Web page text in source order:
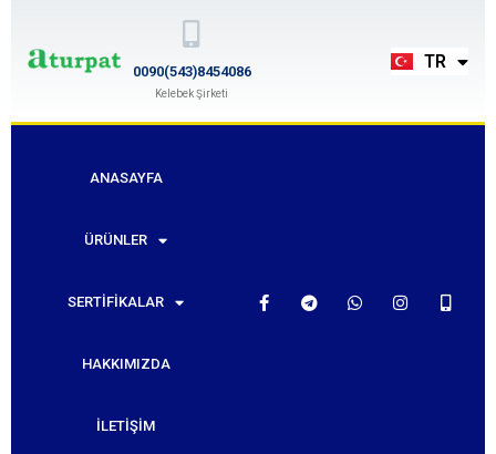
0090(543)8454086
Kelebek Şirketi
TR
RU
ANASAYFA
ÜRÜNLER
SERTIFIKALAR
HAKKIMIZDA
İLETIŞIM